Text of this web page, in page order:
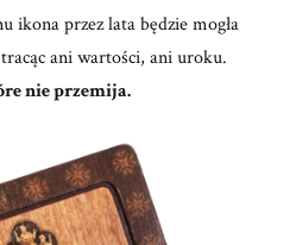
ikona przez lata będzie mogła
ani wartości, ani uroku.
nie przemija.